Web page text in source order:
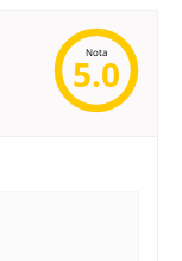
Nota
5.0